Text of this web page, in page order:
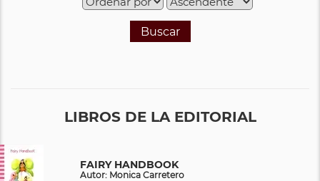
Buscar
LIBROS DE LA EDITORIAL
FAIRY HANDBOOK
Autor: Monica Carretero